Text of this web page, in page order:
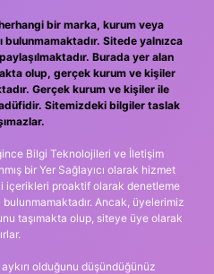
bir marka, kurum veya
bulunmamaktadır. Sitede yalnızca
Burada yer alan
olup, gerçek kurum ve kişiler
Gerçek kurum ve kişiler ile
Sitemizdeki bilgiler taslak
Bilgi Teknolojileri ve İletişim
bir Yer Sağlayıcı olarak hizmet
içerikleri proaktif olarak denetleme
Ancak, üyelerimiz
taşımakta olup, siteye üye olarak
olduğunu düşündüğünüz